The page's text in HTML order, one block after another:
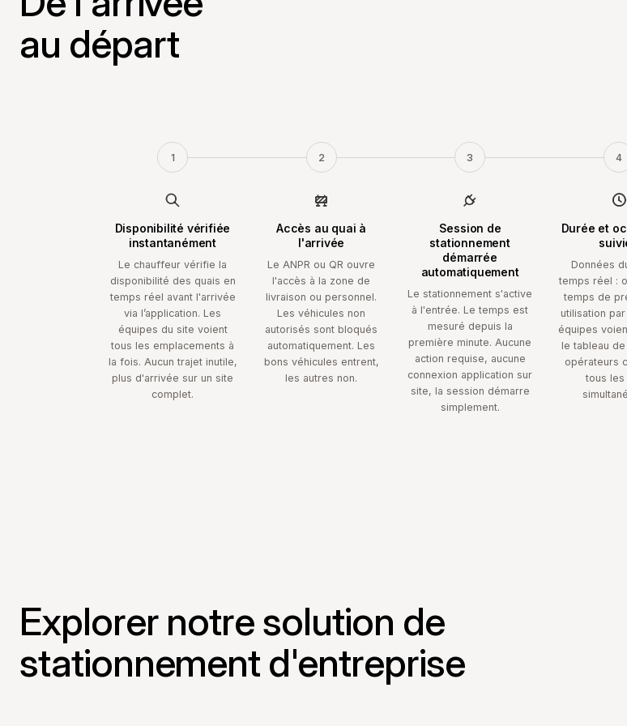
au départ
1
Disponibilité vérifiée
instantanément
Le chauffeur vérifie la
disponibilité des quais en
temps réel avant l'arrivée
via l’application. Les
équipes du site voient
tous les emplacements à
la fois. Aucun trajet inutile,
plus d'arrivée sur un site
complet.
2
Accès au quai à
l'arrivée
Le ANPR ou QR ouvre
l'accès à la zone de
livraison ou personnel.
Les véhicules non
autorisés sont bloqués
automatiquement. Les
bons véhicules entrent,
les autres non.
3
Session de
stationnement
démarrée
automatiquement
Le stationnement s'active
à l'entrée. Le temps est
mesuré depuis la
première minute. Aucune
action requise, aucune
connexion application sur
site, la session démarre
simplement.
4
Durée et
Données
temps réel :
temps de
utilisation
équipes
le tableau
opérateurs
tous les
Explorer notre solution de
stationnement d'entreprise